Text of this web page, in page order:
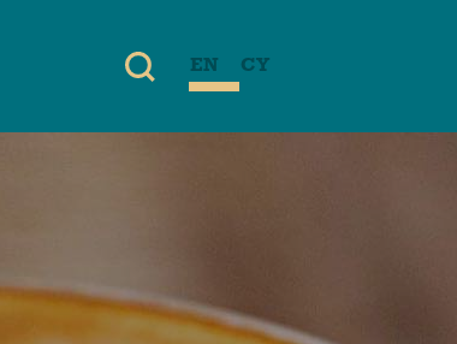
EN CY